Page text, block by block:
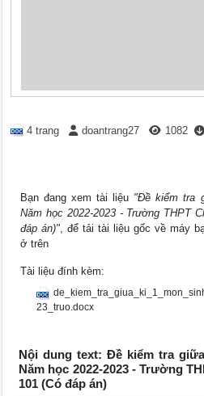
4 trang doantrang27 1082
Bạn đang xem tài liệu "Đề kiểm tra
Năm học 2022-2023 - Trường THPT
đáp án)", để tải tài liệu gốc về máy
ở trên
Tài liệu đính kèm:
23_truo.docx
Nội dung text: Đề kiểm tra
Năm học 2022-2023 - Trường
101 (Có đáp án)